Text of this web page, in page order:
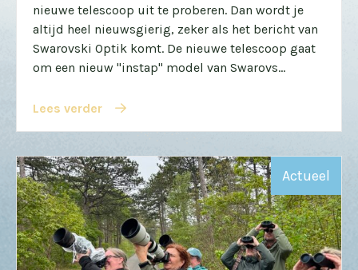
nieuwe telescoop uit te proberen. Dan wordt je
altijd heel nieuwsgierig, zeker als het bericht van
Swarovski Optik komt. De nieuwe telescoop gaat
om een nieuw "instap" model van Swarovs...
Lees verder
Actueel